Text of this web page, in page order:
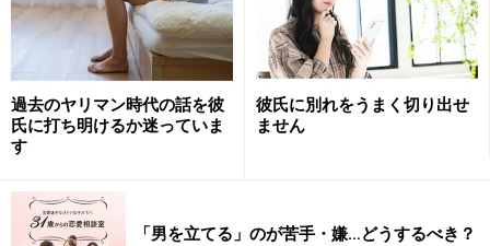
お悩み：連絡不精の彼。もっとやりとりし
たいのに、断られてしまいました
お悩み：連絡不精の彼。もっとやりとりしたいのに、断られ
てしまいました
過去のヤリマン時代の話を彼
氏に打ち明けるか迷っていま
す
彼氏に別れをうまく切り出せ
ません
「男を立てる」のが苦手・嫌…どうするべき？